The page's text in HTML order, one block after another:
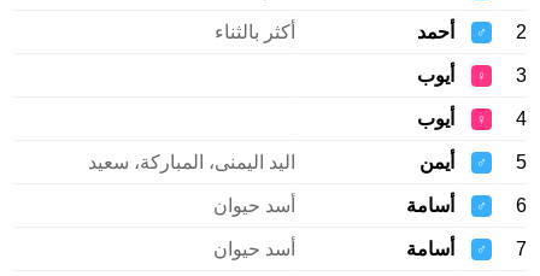
2
♂ أحمد أكثر بالثناء
3
♀ أيوب
4
♀ أيوب
5
♂ أيمن اليد اليمنى، المباركة، سعيد
6
♂ أسامة أسد حيوان
7
♂ أسامة أسد حيوان